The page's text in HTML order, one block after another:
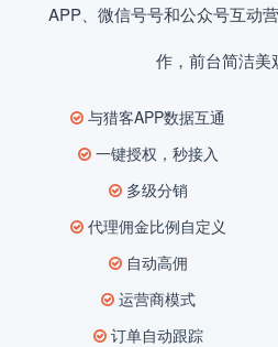
APP、微信号号和公众号互动
作，前台简洁美
与猎客APP数据互通
一键授权，秒接入
多级分销
代理佣金比例自定义
自动高佣
运营商模式
订单自动跟踪